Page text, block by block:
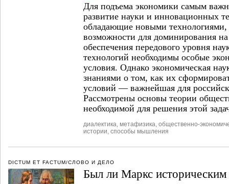
Для подъема экономики самым
развитие науки и инновационных
обладающие новыми
возможности для доминирования
обеспечения передового уровня
технологий необходимы особые
условия. Однако экономическая
знаниями о том, как их
условий — важнейшая для
Рассмотрены основы теории
необходимой для решения этой
диалектика метафизика общественно-
истории способы мышления
DICTUM ET FACTUM/СЛОВО И ДЕЛО
Был ли Маркс историческим